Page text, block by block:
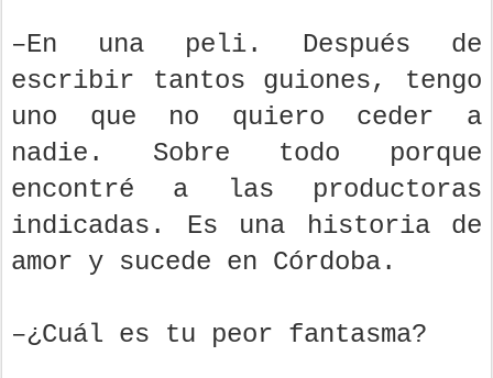
–En una peli. Después de
escribir tantos guiones, tengo
uno que no quiero ceder a
nadie. Sobre todo porque
encontré a las productoras
indicadas. Es una historia de
amor y sucede en Córdoba.
–¿Cuál es tu peor fantasma?